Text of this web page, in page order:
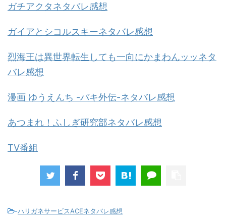
ガチアクタネタバレ感想
ガイアとシコルスキーネタバレ感想
烈海王は異世界転生しても一向にかまわんッッネタ
バレ感想
漫画 ゆうえんち -バキ外伝-ネタバレ感想
あつまれ！ふしぎ研究部ネタバレ感想
TV番組
-ハリガネサービスACEネタバレ感想